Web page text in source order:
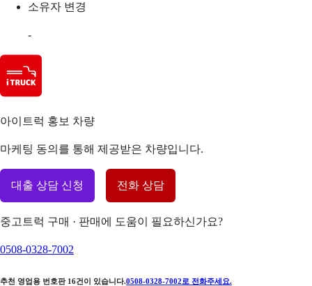
소유자 변경
-
아이트럭 홍보 차량
마케팅 동의를 통해 제공받은 차량입니다.
대출 상담 신청 전화 상담
중고트럭 구매 · 판매에 도움이 필요하신가요?
0508-0328-7002
추천 영업용 번호판 16건이 있습니다.0508-0328-7002 로 전화주세요.